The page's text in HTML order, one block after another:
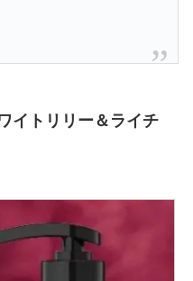
イトリリー＆ライチ